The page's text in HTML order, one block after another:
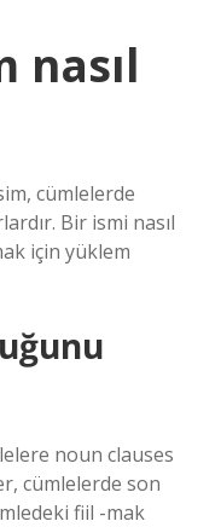
nasıl
cümlelerde
Bir ismi nasıl
için yüklem
noun clauses
cümlelerde son
fiil -mak